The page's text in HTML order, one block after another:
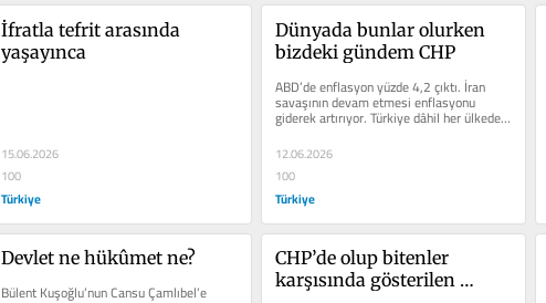
İfratla tefrit arasında
yaşayınca
15.06.2026
100
Türkiye
Dünyada bunlar olurken
bizdeki gündem CHP
ABD’de enflasyon yüzde 4,2 çıktı. İran
savaşının devam etmesi enflasyonu
giderek artırıyor. Türkiye dâhil her ülkede
enflasyon ciddi...
12.06.2026
100
Türkiye
Devlet ne hükûmet ne?
Bülent Kuşoğlu’nun Cansu Çamlıbel’e
CHP’de olup bitenler
karşısında gösterilen